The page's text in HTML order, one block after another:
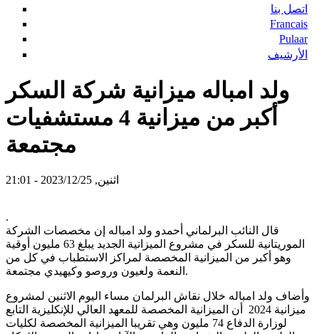
اتصل بنا
Francais
Pulaar
الأرشيف
ولد امباله ميزانية شركة السكر
أكبر من ميزانية 4 مستشفيات
مجتمعة
اثنين, 2023/12/25 - 21:01
.
قال النائب البرلماني أحمدو ولد امباله إن مخصصات الشركة
الموريتانية للسكر في مشروع الميزانية الجديد يبلغ 63 مليون أوقية
وهو أكبر من الميزانية المخصصة لمراكز الاستطباب في كل من
النعمة ولعيون وروصو وكيهيدي مجتمعة.
وأضاف ولد امباله خلال نقاش البرلمان مساء اليوم الاثنين لمشروع
ميزانية 2024 أن الميزانية المخصصة للمعهد العالي للإنكليزية التابع
لوزارة الدفاع 74 مليون وهي تقريبا الميزانية المخصصة لكليات